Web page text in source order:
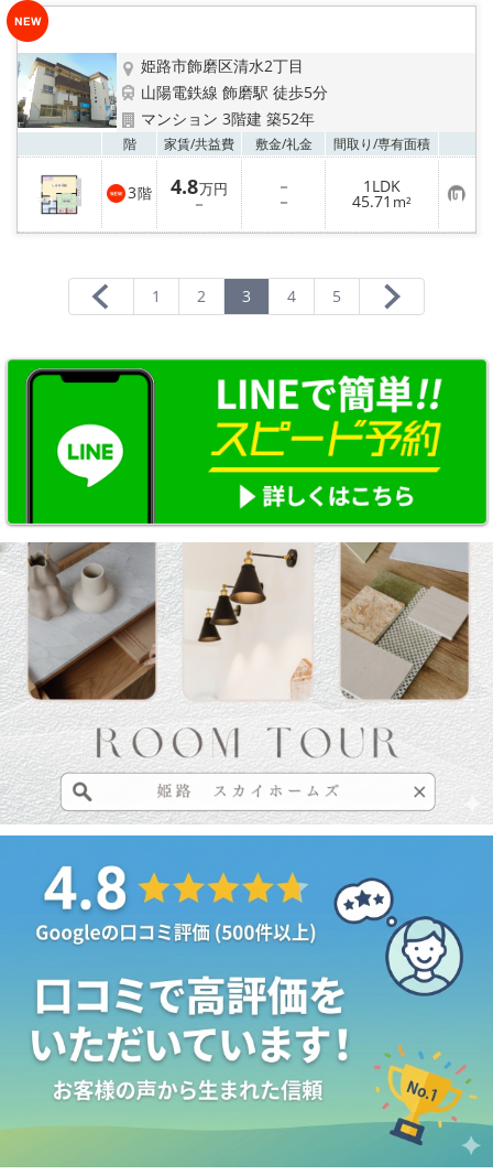
り
姫路市飾磨区清水2丁目
山陽電鉄線 飾磨駅 徒歩5分
マンション 3階建 築52年
階 家賃/共益費 敷金/礼金 間取り/専有面積
3階 4.8万円
－
－
－
1LDK
45.71 m² お
気
に
1 2 3 4 5